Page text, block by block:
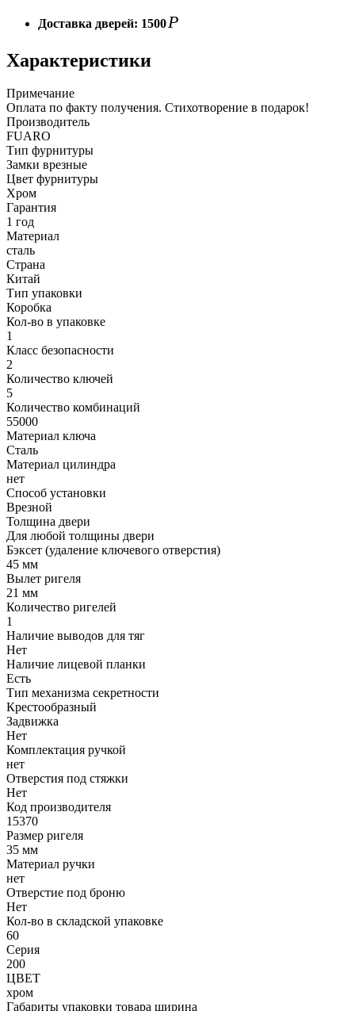
Доставка дверей: 1500Р
Характеристики
Примечание
Оплата по факту получения. Стихотворение в подарок!
Производитель
FUARO
Тип фурнитуры
Замки врезные
Цвет фурнитуры
Хром
Гарантия
1 год
Материал
сталь
Страна
Китай
Тип упаковки
Коробка
Кол-во в упаковке
1
Класс безопасности
2
Количество ключей
5
Количество комбинаций
55000
Материал ключа
Сталь
Материал цилиндра
нет
Способ установки
Врезной
Толщина двери
Для любой толщины двери
Бэксет (удаление ключевого отверстия)
45 мм
Вылет ригеля
21 мм
Количество ригелей
1
Наличие выводов для тяг
Нет
Наличие лицевой планки
Есть
Тип механизма секретности
Крестообразный
Задвижка
Нет
Комплектация ручкой
нет
Отверстия под стяжки
Нет
Код производителя
15370
Размер ригеля
35 мм
Материал ручки
нет
Отверстие под броню
Нет
Кол-во в складской упаковке
60
Серия
200
ЦВЕТ
хром
Габариты упаковки товара ширина